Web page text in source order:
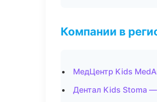
Компании в
МедЦентр Kids
Дентал Kids Stoma